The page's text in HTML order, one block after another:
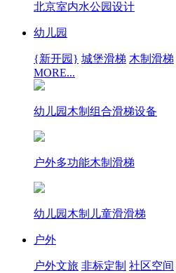
北京室内水公园设计
幼儿园
{新开园} 城堡滑梯 木制滑梯
MORE...
幼儿园木制组合滑梯设备
户外多功能木制滑梯
幼儿园木制儿童滑滑梯
户外
户外文旅 非标定制 社区空间